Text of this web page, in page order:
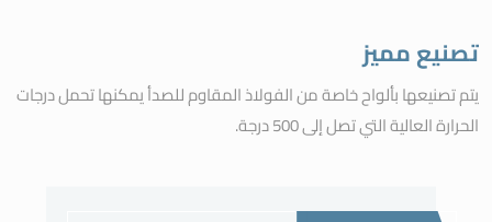
تصنيع مميز
يتم تصنيعها بألواح خاصة من الفولاذ المقاوم للصدأ يمكنها تحمل درجات
الحرارة العالية التي تصل إلى 500 درجة.